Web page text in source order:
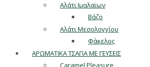
Αλάτι Ιμαλαϊων
Βάζο
Αλάτι Μεσολογγίου
Φάκελος
ΑΡΩΜΑΤΙΚΑ ΤΣΑΓΙΑ ΜΕ ΓΕΥΣΕΙΣ
Caramel Pleasure